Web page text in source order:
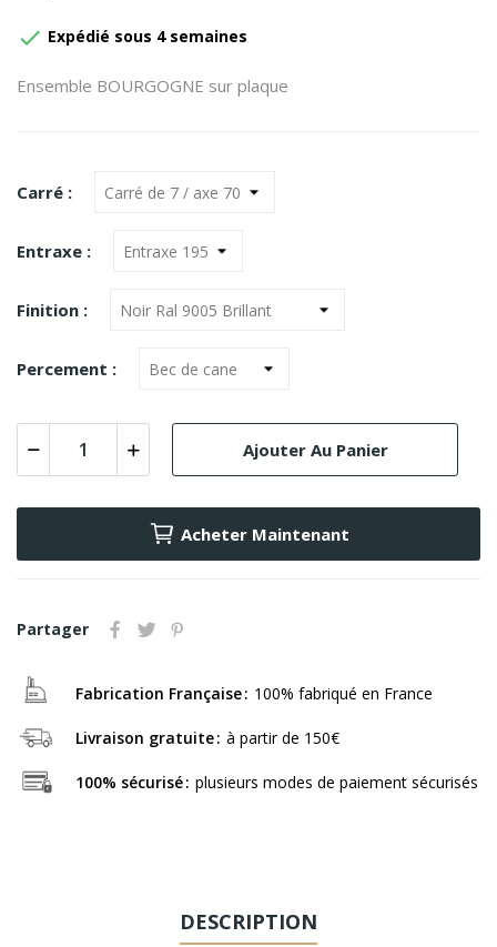
 Expédié sous 4 semaines
Ensemble BOURGOGNE sur plaque
Carré :
Entraxe :
Finition :
Percement :
Ajouter Au Panier
Acheter Maintenant
Partager
Fabrication Française 100% fabriqué en France
Livraison gratuite à partir de 150€
100% sécurisé plusieurs modes de paiement sécurisés
DESCRIPTION